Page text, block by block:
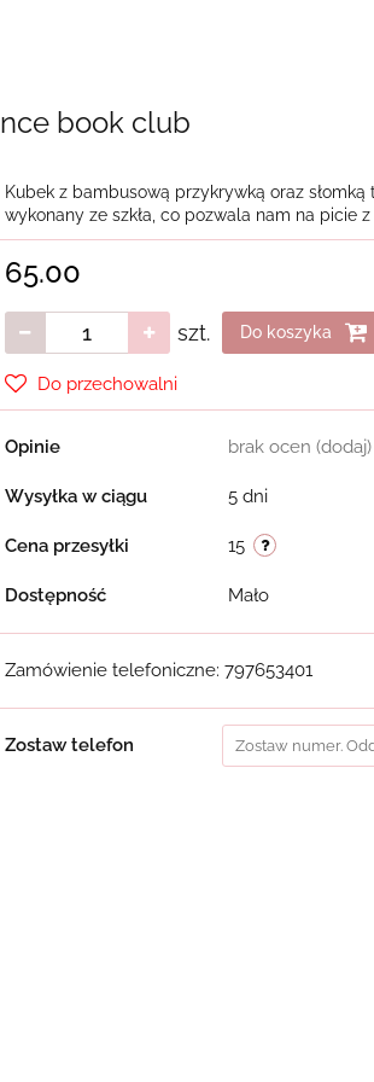
book club
Kubek z bambusową przykrywką oraz
wykonany ze szkła, co pozwala nam na picie
65.00
szt. Do koszyka
Do przechowalni
Opinie brak ocen (dodaj)
Wysyłka w ciągu 5 dni
Cena przesyłki 15
Dostępność Mało
Zamówienie telefoniczne: 797653401
Zostaw telefon